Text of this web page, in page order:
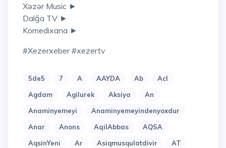
Xəzər Music ►
Dalğa TV ►
Komedixana ►
#xezerxeber #xezertv
5de5 7 A AAYDA Ab
Acl
Agdam
Agilurek Aksiya
An
Anaminyemeyi
Anaminyemeyindenyoxdur
Anar
Anons AqilAbbas
AQSA
AqsinYeni
Ar Asiqmusqulatdivir
AT